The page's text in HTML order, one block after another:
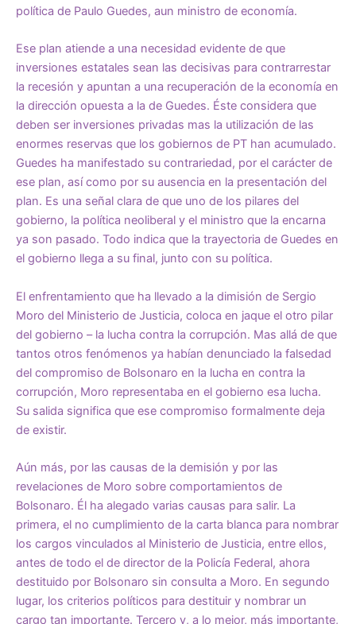
política de Paulo Guedes, aun ministro de economía.
Ese plan atiende a una necesidad evidente de que
inversiones estatales sean las decisivas para contrarrestar
la recesión y apuntan a una recuperación de la economía en
la dirección opuesta a la de Guedes. Éste considera que
deben ser inversiones privadas mas la utilización de las
enormes reservas que los gobiernos de PT han acumulado.
Guedes ha manifestado su contrariedad, por el carácter de
ese plan, así como por su ausencia en la presentación del
plan. Es una señal clara de que uno de los pilares del
gobierno, la política neoliberal y el ministro que la encarna
ya son pasado. Todo indica que la trayectoria de Guedes en
el gobierno llega a su final, junto con su política.
El enfrentamiento que ha llevado a la dimisión de Sergio
Moro del Ministerio de Justicia, coloca en jaque el otro pilar
del gobierno – la lucha contra la corrupción. Mas allá de que
tantos otros fenómenos ya habían denunciado la falsedad
del compromiso de Bolsonaro en la lucha en contra la
corrupción, Moro representaba en el gobierno esa lucha.
Su salida significa que ese compromiso formalmente deja
de existir.
Aún más, por las causas de la demisión y por las
revelaciones de Moro sobre comportamientos de
Bolsonaro. Él ha alegado varias causas para salir. La
primera, el no cumplimiento de la carta blanca para nombrar
los cargos vinculados al Ministerio de Justicia, entre ellos,
antes de todo el de director de la Policía Federal, ahora
destituido por Bolsonaro sin consulta a Moro. En segundo
lugar, los criterios políticos para destituir y nombrar un
cargo tan importante. Tercero y, a lo mejor, más importante,